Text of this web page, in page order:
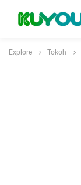
Explore Tokoh